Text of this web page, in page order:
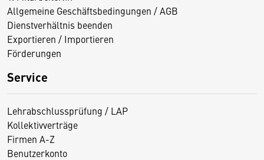
Allgemeine Geschäftsbedingungen / AGB
Dienstverhältnis beenden
Exportieren / Importieren
Förderungen
Service
Lehrabschlussprüfung / LAP
Kollektivverträge
Firmen A-Z
Benutzerkonto